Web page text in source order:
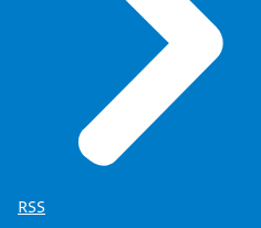
RSS